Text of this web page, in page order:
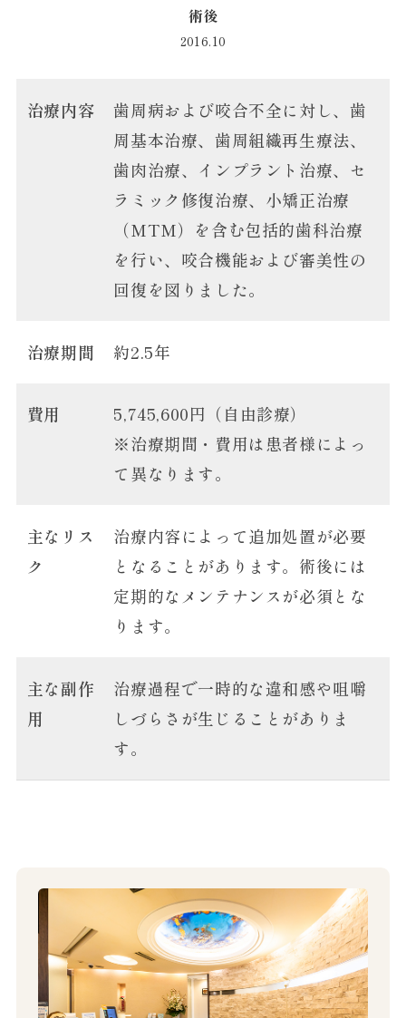
術後
2016.10
治療内容
歯周病および咬合不全に対し、歯
周基本治療、歯周組織再生療法、
歯肉治療、インプラント治療、セ
ラミック修復治療、小矯正治療
（MTM）を含む包括的歯科治療
を行い、咬合機能および審美性の
回復を図りました。
治療期間 約2.5年
費用
5,745,600円（自由診療）
※治療期間・費用は患者様によっ
て異なります。
主なリス
ク
治療内容によって追加処置が必要
となることがあります。術後には
定期的なメンテナンスが必須とな
ります。
主な副作
用
治療過程で一時的な違和感や咀嚼
しづらさが生じることがありま
す。